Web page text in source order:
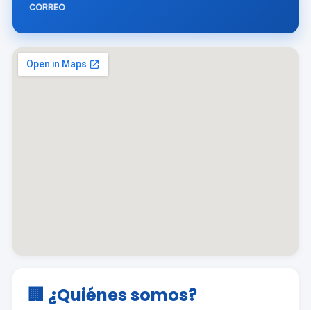
CORREO
🏢 ¿Quiénes somos?